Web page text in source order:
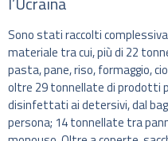
Sono stati raccolti
materiale tra cui, più di 22
pasta, pane, riso, formaggio,
oltre 29 tonnellate di prodotti
disinfettati ai detersivi, dal
persona; 14 tonnellate tra